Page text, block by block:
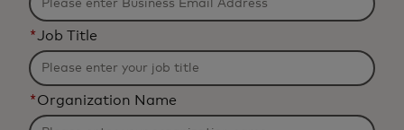
*Job Title
*Organization Name